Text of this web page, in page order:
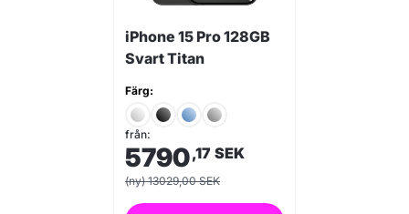
iPhone 15 Pro 128GB
Svart Titan
Färg:
från:
5790,17 SEK
(ny) 13029,00 SEK